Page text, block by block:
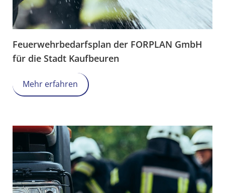
Feuerwehrbedarfsplan der FORPLAN GmbH
für die Stadt Kaufbeuren
Mehr erfahren